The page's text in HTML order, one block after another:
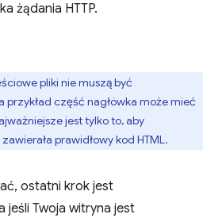
żądania HTTP.
pliki nie muszą być
przykład część nagłówka może mieć
jest tylko to, aby
prawidłowy kod HTML.
ostatni krok jest
jeśli Twoja witryna jest